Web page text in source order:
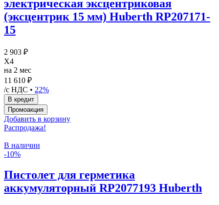
электрическая эксцентриковая
(эксцентрик 15 мм) Huberth RP207171-
15
2 903 ₽
X4
на 2 мес
11 610 ₽
/с НДС • 22%
Добавить в корзину
Распродажа!
В наличии
-10%
Пистолет для герметика
аккумуляторный RP2077193 Huberth